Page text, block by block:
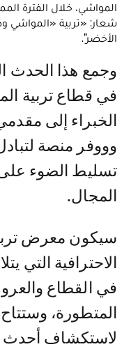
شعار: «تربية «المواشي
الأخضر”.
وجمع هذا الحدث المهم الفاعلين الرئيسيين
في قطاع تربية
الخبراء إلى
وووفر منصة
تسليط الضوء
المجال.
سيكون معرض
الاحترافية التي
في القطاع
المتطورة،
لاستكشاف أحدث